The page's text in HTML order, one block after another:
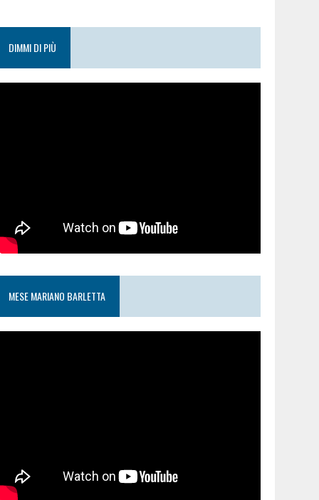
DIMMI DI PIÙ
MESE MARIANO BARLETTA